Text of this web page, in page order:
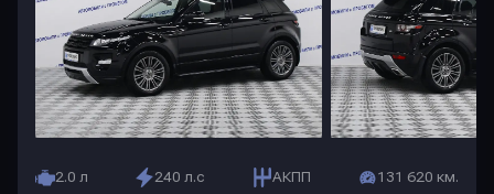
2.0 л 240 л.с АКПП 131 620 км.